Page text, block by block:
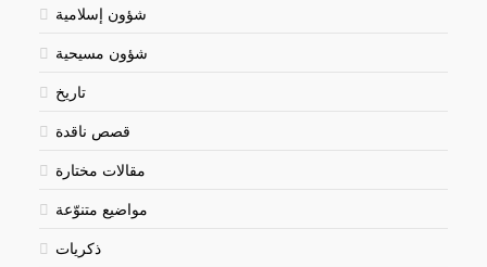
شؤون إسلامية
شؤون مسيحية
تاريخ
قصص ناقدة
مقالات مختارة
مواضيع متنوّعة
ذكريات